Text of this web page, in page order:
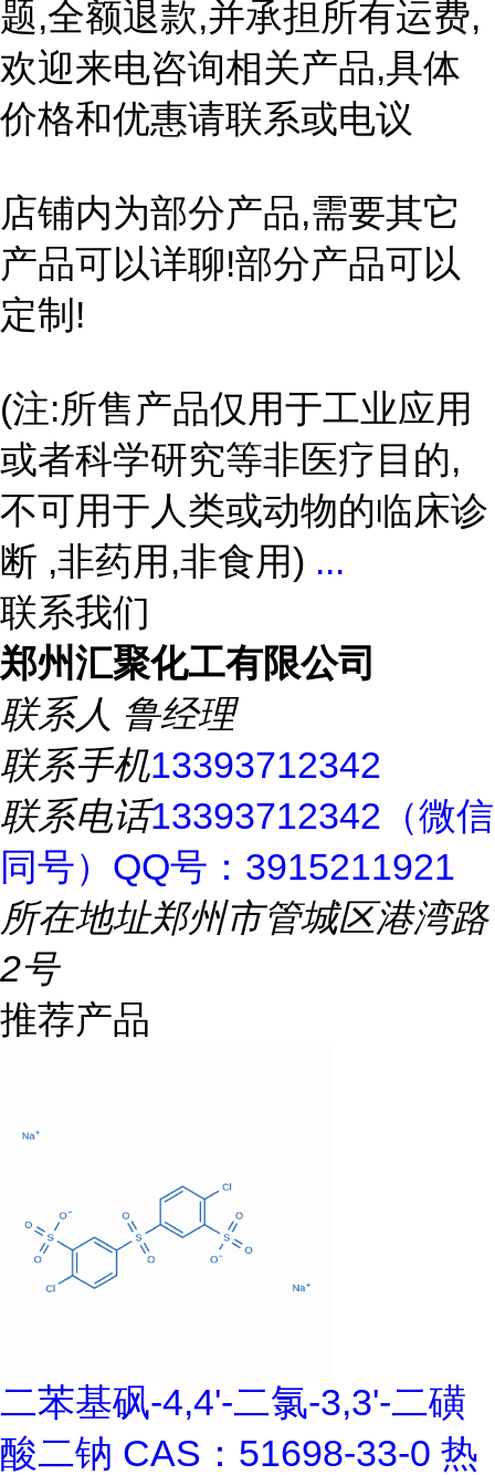
题,全额退款,并承担所有运费,
欢迎来电咨询相关产品,具体
价格和优惠请联系或电议
店铺内为部分产品,需要其它
产品可以详聊!部分产品可以
定制!
(注:所售产品仅用于工业应用
或者科学研究等非医疗目的,
不可用于人类或动物的临床诊
断 ,非药用,非食用) ...
联系我们
郑州汇聚化工有限公司
联系人 鲁经理
联系手机13393712342
联系电话13393712342（微信
同号）QQ号：3915211921
所在地址郑州市管城区港湾路
2号
推荐产品
二苯基砜-4,4'-二氯-3,3'-二磺
酸二钠 CAS：51698-33-0 热